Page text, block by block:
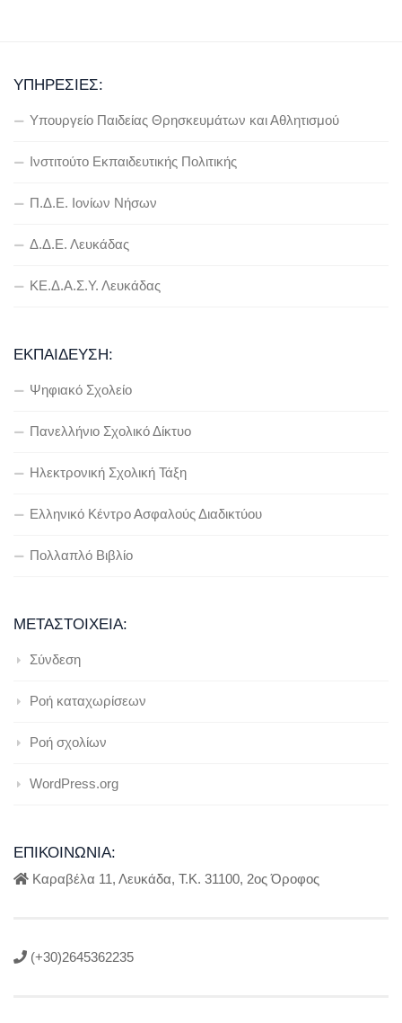
ΥΠΗΡΕΣΊΕΣ:
Υπουργείο Παιδείας Θρησκευμάτων και Αθλητισμού
Ινστιτούτο Εκπαιδευτικής Πολιτικής
Π.Δ.Ε. Ιονίων Νήσων
Δ.Δ.Ε. Λευκάδας
ΚΕ.Δ.Α.Σ.Υ. Λευκάδας
ΕΚΠΑΊΔΕΥΣΗ:
Ψηφιακό Σχολείο
Πανελλήνιο Σχολικό Δίκτυο
Ηλεκτρονική Σχολική Τάξη
Ελληνικό Κέντρο Ασφαλούς Διαδικτύου
Πολλαπλό Βιβλίο
ΜΕΤΑΣΤΟΙΧΕΊΑ:
Σύνδεση
Ροή καταχωρίσεων
Ροή σχολίων
WordPress.org
ΕΠΙΚΟΙΝΩΝΊΑ:
Καραβέλα 11, Λευκάδα, Τ.Κ. 31100, 2ος Όροφος
(+30)2645362235